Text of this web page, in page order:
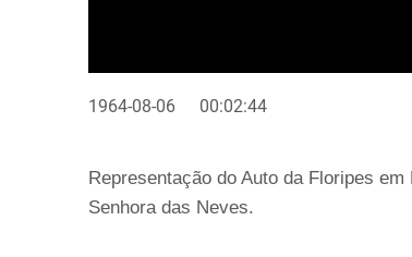
1964-08-06 00:02:44
Representação do Auto da Floripes
Senhora das Neves.